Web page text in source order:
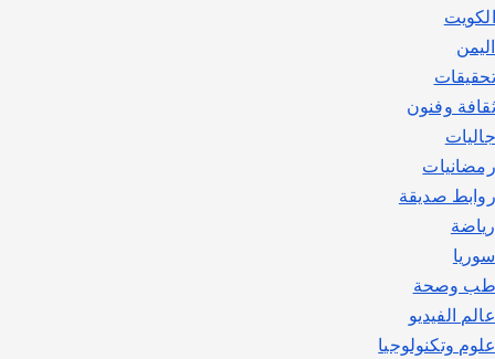
الكويت
اليمن
تحقيقات
ثقافة وفنون
جاليات
رمضانيات
روابط صديقة
رياضة
سوريا
طب وصحة
عالم الفيديو
علوم وتكنولوجيا